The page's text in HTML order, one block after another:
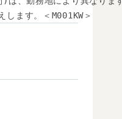
ます。＜M001KW＞